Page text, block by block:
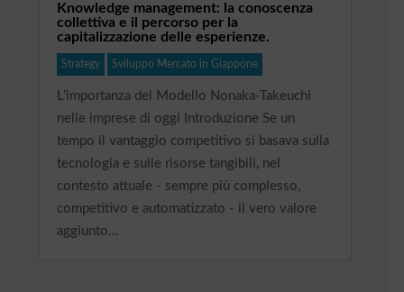
Knowledge management: la conoscenza
collettiva e il percorso per la
capitalizzazione delle esperienze.
Strategy Sviluppo Mercato in Giappone
L’importanza del Modello Nonaka-Takeuchi
nelle imprese di oggi Introduzione Se un
tempo il vantaggio competitivo si basava sulla
tecnologia e sulle risorse tangibili, nel
contesto attuale - sempre più complesso,
competitivo e automatizzato - il vero valore
aggiunto...